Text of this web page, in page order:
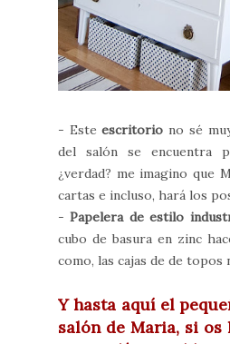
- Esteescritorio no sé
del salón se encuentra
¿verdad? me imagino que
cartas e incluso, hará los
-Papelera de estilo
cubo de basura en zinc
como, las cajas de de topos
Y hasta aquí el
salón de Maria, si os